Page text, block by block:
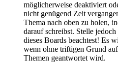
möglicherweise deaktiviert
nicht genügend Zeit
Thema nach oben zu holen,
darauf schreibst. Stelle
dieses Boards beachtest! Es
wenn ohne triftigen Grund
Themen geantwortet wird.